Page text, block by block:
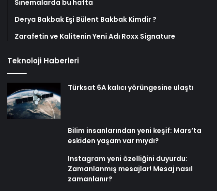
Sinemalarda bu hafta
Derya Bakbak Eşi Bülent Bakbak Kimdir ?
Zarafetin ve Kalitenin Yeni Adı Roxx Signature
Teknoloji Haberleri
Türksat 6A kalıcı yörüngesine ulaştı
Bilim insanlarından yeni keşif: Mars’ta
eskiden yaşam var mıydı?
Instagram yeni özelliğini duyurdu:
Zamanlanmış mesajlar! Mesaj nasıl
zamanlanır?